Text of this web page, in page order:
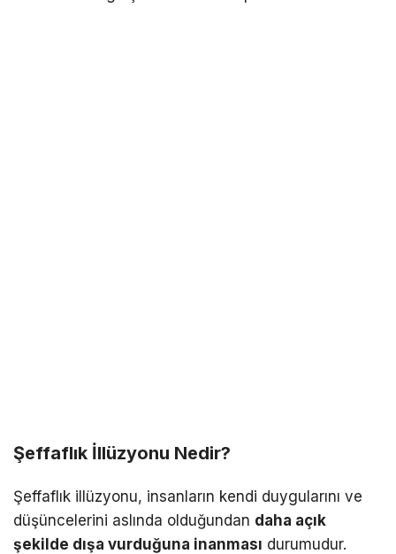
Şeffaflık İllüzyonu Nedir?
Şeffaflık illüzyonu, insanların kendi duygularını ve
düşüncelerini aslında olduğundan daha açık
şekilde dışa vurduğuna inanması durumudur.